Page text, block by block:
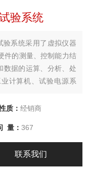
验系统
验系统采用了虚拟仪器
件的测量、控制能力结
数据的运算、分析、处
计算机、试验电源系
件、试验报告生成、
质： 经销商
量： 367
联系我们